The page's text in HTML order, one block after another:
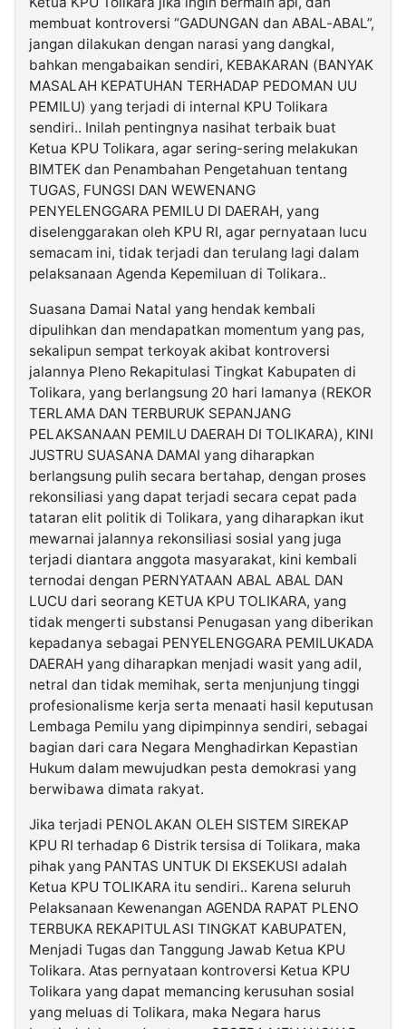
membuat kontroversi “GADUNGAN dan ABAL-ABAL”,
jangan dilakukan dengan narasi yang dangkal,
bahkan mengabaikan sendiri, KEBAKARAN (BANYAK
MASALAH KEPATUHAN TERHADAP PEDOMAN UU
PEMILU) yang terjadi di internal KPU Tolikara
sendiri.. Inilah pentingnya nasihat terbaik buat
Ketua KPU Tolikara, agar sering-sering melakukan
BIMTEK dan Penambahan Pengetahuan tentang
TUGAS, FUNGSI DAN WEWENANG
PENYELENGGARA PEMILU DI DAERAH, yang
diselenggarakan oleh KPU RI, agar pernyataan lucu
semacam ini, tidak terjadi dan terulang lagi dalam
pelaksanaan Agenda Kepemiluan di Tolikara..
Suasana Damai Natal yang hendak kembali
dipulihkan dan mendapatkan momentum yang pas,
sekalipun sempat terkoyak akibat kontroversi
jalannya Pleno Rekapitulasi Tingkat Kabupaten di
Tolikara, yang berlangsung 20 hari lamanya (REKOR
TERLAMA DAN TERBURUK SEPANJANG
PELAKSANAAN PEMILU DAERAH DI TOLIKARA), KINI
JUSTRU SUASANA DAMAI yang diharapkan
berlangsung pulih secara bertahap, dengan proses
rekonsiliasi yang dapat terjadi secara cepat pada
tataran elit politik di Tolikara, yang diharapkan ikut
mewarnai jalannya rekonsiliasi sosial yang juga
terjadi diantara anggota masyarakat, kini kembali
ternodai dengan PERNYATAAN ABAL ABAL DAN
LUCU dari seorang KETUA KPU TOLIKARA, yang
tidak mengerti substansi Penugasan yang diberikan
kepadanya sebagai PENYELENGGARA PEMILUKADA
DAERAH yang diharapkan menjadi wasit yang adil,
netral dan tidak memihak, serta menjunjung tinggi
profesionalisme kerja serta menaati hasil keputusan
Lembaga Pemilu yang dipimpinnya sendiri, sebagai
bagian dari cara Negara Menghadirkan Kepastian
Hukum dalam mewujudkan pesta demokrasi yang
berwibawa dimata rakyat.
Jika terjadi PENOLAKAN OLEH SISTEM SIREKAP
KPU RI terhadap 6 Distrik tersisa di Tolikara, maka
pihak yang PANTAS UNTUK DI EKSEKUSI adalah
Ketua KPU TOLIKARA itu sendiri.. Karena seluruh
Pelaksanaan Kewenangan AGENDA RAPAT PLENO
TERBUKA REKAPITULASI TINGKAT KABUPATEN,
Menjadi Tugas dan Tanggung Jawab Ketua KPU
Tolikara. Atas pernyataan kontroversi Ketua KPU
Tolikara yang dapat memancing kerusuhan sosial
yang meluas di Tolikara, maka Negara harus